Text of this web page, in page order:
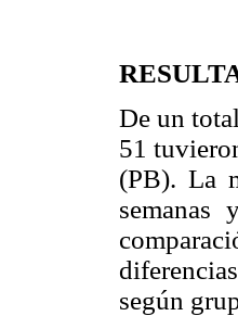
De un
51
(PB). La
semanas
según